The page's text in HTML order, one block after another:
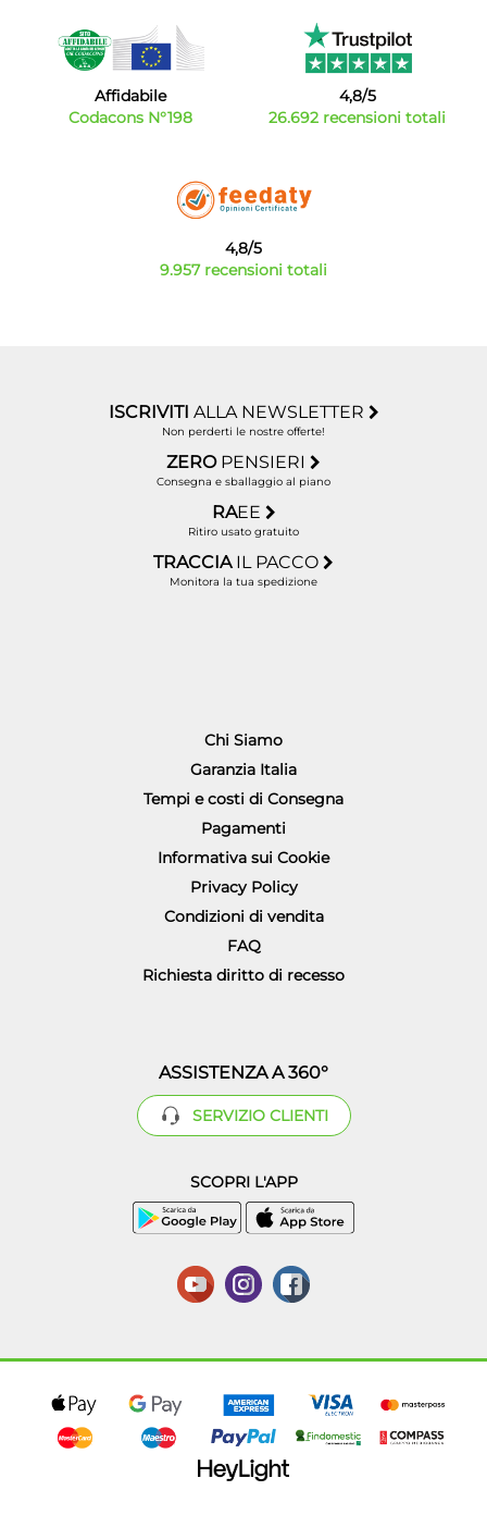
Affidabile
Codacons N°198
4,8/5
26.692 recensioni totali
4,8/5
9.957 recensioni totali
ISCRIVITI ALLA NEWSLETTER
Non perderti le nostre offerte!
ZERO PENSIERI
Consegna e sballaggio al piano
RAEE
Ritiro usato gratuito
TRACCIA IL PACCO
Monitora la tua spedizione
Chi Siamo
Garanzia Italia
Tempi e costi di Consegna
Pagamenti
Informativa sui Cookie
Privacy Policy
Condizioni di vendita
FAQ
Richiesta diritto di recesso
ASSISTENZA A 360°
SERVIZIO CLIENTI
SCOPRI L'APP